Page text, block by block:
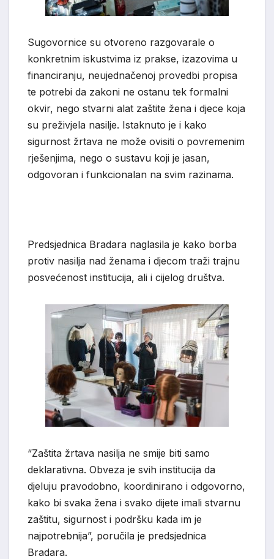
Sugovornice su otvoreno razgovarale o
konkretnim iskustvima iz prakse, izazovima u
financiranju, neujednačenoj provedbi propisa
te potrebi da zakoni ne ostanu tek formalni
okvir, nego stvarni alat zaštite žena i djece koja
su preživjela nasilje. Istaknuto je i kako
sigurnost žrtava ne može ovisiti o povremenim
rješenjima, nego o sustavu koji je jasan,
odgovoran i funkcionalan na svim razinama.
Predsjednica Bradara naglasila je kako borba
protiv nasilja nad ženama i djecom traži trajnu
posvećenost institucija, ali i cijelog društva.
“Zaštita žrtava nasilja ne smije biti samo
deklarativna. Obveza je svih institucija da
djeluju pravodobno, koordinirano i odgovorno,
kako bi svaka žena i svako dijete imali stvarnu
zaštitu, sigurnost i podršku kada im je
najpotrebnija”, poručila je predsjednica
Bradara.